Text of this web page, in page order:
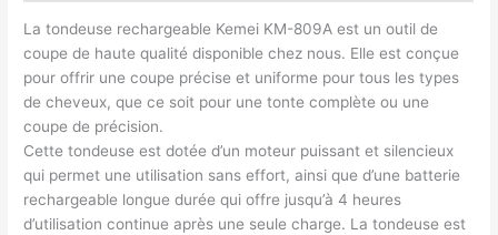
La tondeuse rechargeable Kemei KM-809A est un outil de
coupe de haute qualité disponible chez nous. Elle est conçue
pour offrir une coupe précise et uniforme pour tous les types
de cheveux, que ce soit pour une tonte complète ou une
coupe de précision.
Cette tondeuse est dotée d’un moteur puissant et silencieux
qui permet une utilisation sans effort, ainsi que d’une batterie
rechargeable longue durée qui offre jusqu’à 4 heures
d’utilisation continue après une seule charge. La tondeuse est